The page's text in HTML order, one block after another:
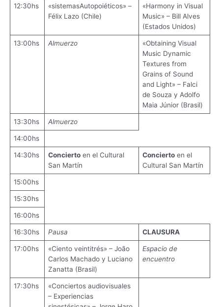
12:30hs
«sistemasAutopoiéticos» –
Félix Lazo (Chile)
«Harmony in Visual
Music» – Bill Alves
(Estados Unidos)
13:00hs Almuerzo
«Obtaining Visual
Music Dynamic
Textures from
Grains of Sound
and Light» – Falci
de Souza y Adolfo
Maia Júnior (Brasil)
13:30hs Almuerzo
14:00hs
14:30hs Conciertoen el Cultural
San Martín
Conciertoen el
Cultural San Martín
15:00hs
15:30hs
16:00hs
16:30hs Pausa CLAUSURA
17:00hs
«Ciento veintitrés» – João
Carlos Machado y Luciano
Zanatta (Brasil)
Espacio de
encuentro
17:30hs
«Conciertos audiovisuales
– Experiencias